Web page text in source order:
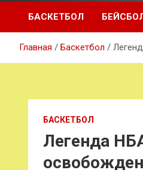
БАСКЕТБОЛ
Главная Баскетбол
БАСКЕТБОЛ
Легенда